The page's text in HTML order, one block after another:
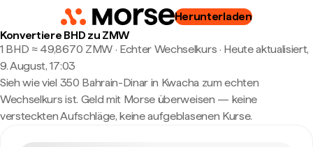
Herunterladen
Konvertiere BHD zu ZMW
1 BHD ≈ 49,8670 ZMW · Echter Wechselkurs · Heute aktualisiert,
9. August, 17:03
Sieh wie viel 350 Bahrain-Dinar in Kwacha zum echten
Wechselkurs ist. Geld mit Morse überweisen — keine
versteckten Aufschläge, keine aufgeblasenen Kurse.